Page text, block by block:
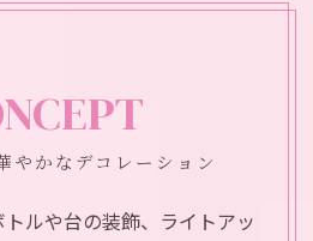
やかなデコレーション
ルや台の装飾、ライトアッ